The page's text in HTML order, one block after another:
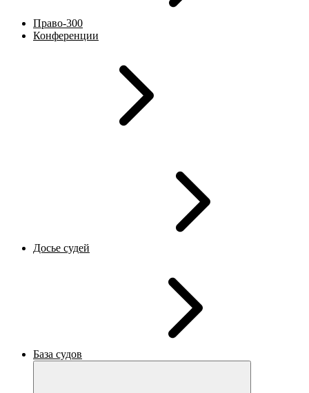
Право-300
Конференции
Досье судей
База судов